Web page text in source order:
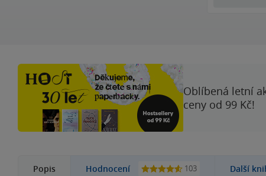
Oblíbená letní
ceny od 99 Kč!
Popis Hodnocení 103 Další